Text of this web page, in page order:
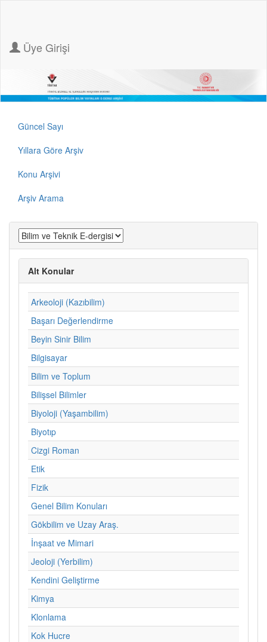
Üye Girişi
Güncel Sayı
Yıllara Göre Arşiv
Konu Arşivi
Arşiv Arama
Alt Konular
Arkeoloji (Kazıbilim)
Başarı Değerlendirme
Beyin Sinir Bilim
Bilgisayar
Bilim ve Toplum
Bilişsel Bilimler
Biyoloji (Yaşambilim)
Biyotıp
Cizgi Roman
Etik
Fizik
Genel Bilim Konuları
Gökbilim ve Uzay Araş.
İnşaat ve Mimari
Jeoloji (Yerbilim)
Kendini Geliştirme
Kimya
Klonlama
Kok Hucre